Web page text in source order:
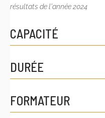
résultats de l'année 2024
CAPACITÉ
DURÉE
FORMATEUR